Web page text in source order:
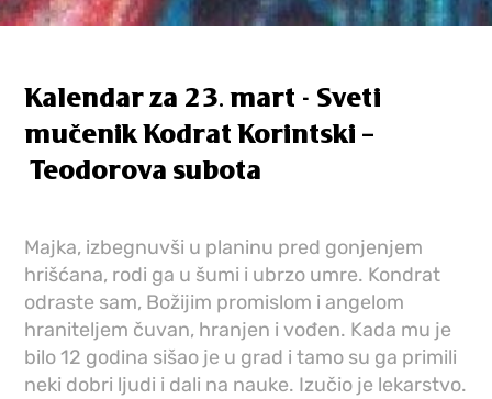
Kalendar za 23. mart - Sveti
mučenik Kodrat Korintski –
Teodorova subota
Majka, izbegnuvši u planinu pred gonjenjem
hrišćana, rodi ga u šumi i ubrzo umre. Kondrat
odraste sam, Božijim promislom i angelom
hraniteljem čuvan, hranjen i vođen. Kada mu je
bilo 12 godina sišao je u grad i tamo su ga primili
neki dobri ljudi i dali na nauke. Izučio je lekarstvo.